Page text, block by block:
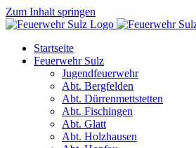
Zum Inhalt springen
Startseite
Feuerwehr Sulz
Jugendfeuerwehr
Abt. Bergfelden
Abt. Dürrenmettstetten
Abt. Fischingen
Abt. Glatt
Abt. Holzhausen